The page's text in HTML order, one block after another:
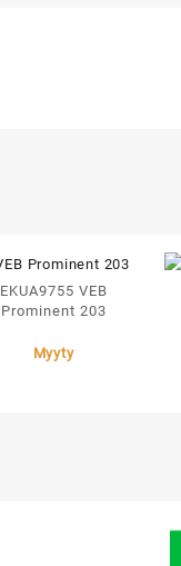
EKUA9755 VEB
Prominent 203
Myyty